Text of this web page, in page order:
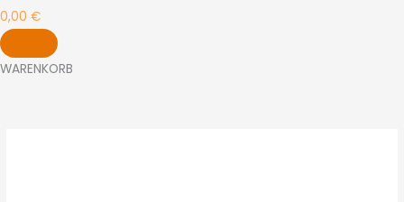
0,00 €
WARENKORB